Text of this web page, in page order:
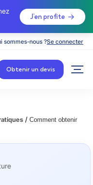
J’en profite
sommes-nous ?Se connecter
Obtenir un devis
/ Comment obtenir